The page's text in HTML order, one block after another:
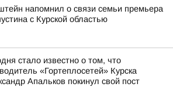
напомнил о связи семьи премьера
с Курской областью
стало известно о том, что
«Гортеплосетей» Курска
Апальков покинул свой пост